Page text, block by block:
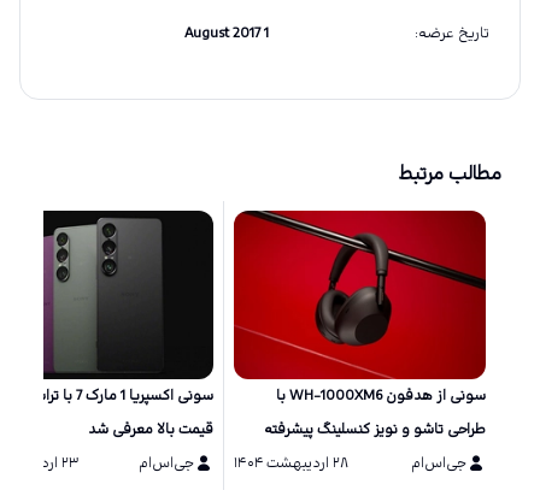
تاریخ عرضه:
1 August 2017
مطالب مرتبط
سونی از هدفون WH-1000XM6 با
طراحی تاشو و نویز کنسلینگ پیشرفته
رونمایی کرد
جی‌اس‌ام ۲۸ اردیبهشت ۱۴۰۴
سونی اکسپریا 1 مارک 7 با
قیمت بالا معرفی شد
جی‌اس‌ام
۲۳ اردیبهشت ۱۴۰۴